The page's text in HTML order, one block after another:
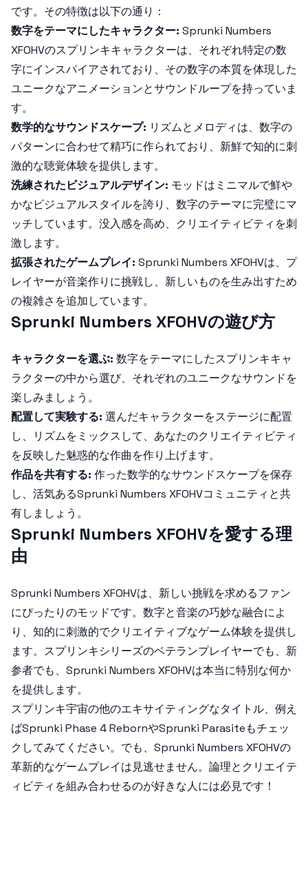
です。その特徴は以下の通り：
数字をテーマにしたキャラクター: Sprunki Numbers
XFOHVのスプリンキキャラクターは、それぞれ特定の数
字にインスパイアされており、その数字の本質を体現した
ユニークなアニメーションとサウンドループを持っていま
す。
数学的なサウンドスケープ: リズムとメロディは、数字の
パターンに合わせて精巧に作られており、新鮮で知的に刺
激的な聴覚体験を提供します。
洗練されたビジュアルデザイン: モッドはミニマルで鮮や
かなビジュアルスタイルを誇り、数字のテーマに完璧にマ
ッチしています。没入感を高め、クリエイティビティを刺
激します。
拡張されたゲームプレイ: Sprunki Numbers XFOHVは、プ
レイヤーが音楽作りに挑戦し、新しいものを生み出すため
の複雑さを追加しています。
Sprunki Numbers XFOHVの遊び方
キャラクターを選ぶ: 数字をテーマにしたスプリンキキャ
ラクターの中から選び、それぞれのユニークなサウンドを
楽しみましょう。
配置して実験する: 選んだキャラクターをステージに配置
し、リズムをミックスして、あなたのクリエイティビティ
を反映した魅惑的な作曲を作り上げます。
作品を共有する: 作った数学的なサウンドスケープを保存
し、活気あるSprunki Numbers XFOHVコミュニティと共
有しましょう。
Sprunki Numbers XFOHVを愛する理
由
Sprunki Numbers XFOHVは、新しい挑戦を求めるファン
にぴったりのモッドです。数字と音楽の巧妙な融合によ
り、知的に刺激的でクリエイティブなゲーム体験を提供し
ます。スプリンキシリーズのベテランプレイヤーでも、新
参者でも、 Sprunki Numbers XFOHVは本当に特別な何か
を提供します。
スプリンキ宇宙の他のエキサイティングなタイトル、例え
ばSprunki Phase 4 RebornやSprunki Parasiteもチェッ
クしてみてください。でも、 Sprunki Numbers XFOHVの
革新的なゲームプレイは見逃せません。論理とクリエイテ
ィビティを組み合わせるのが好きな人には必見です！